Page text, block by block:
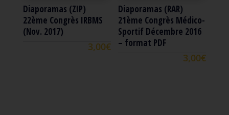
Diaporamas (ZIP)
22ème Congrès IRBMS
(Nov. 2017)
3,00€
Diaporamas (RAR)
21ème Congrès Médico-
Sportif Décembre 2016
– format PDF
3,00€